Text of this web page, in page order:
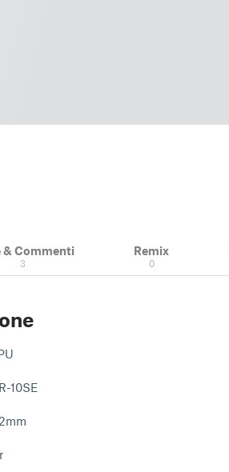
& Commenti
3
Remix
0
10SE